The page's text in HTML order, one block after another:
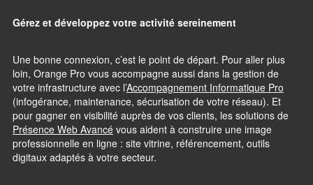
Gérez et développez votre activité sereinement
Une bonne connexion, c’est le point de départ. Pour aller plus
loin, Orange Pro vous accompagne aussi dans la gestion de
votre infrastructure avec l’Accompagnement Informatique Pro
(infogérance, maintenance, sécurisation de votre réseau). Et
pour gagner en visibilité auprès de vos clients, les solutions de
Présence Web Avancévous aident à construire une image
professionnelle en ligne : site vitrine, référencement, outils
digitaux adaptés à votre secteur.